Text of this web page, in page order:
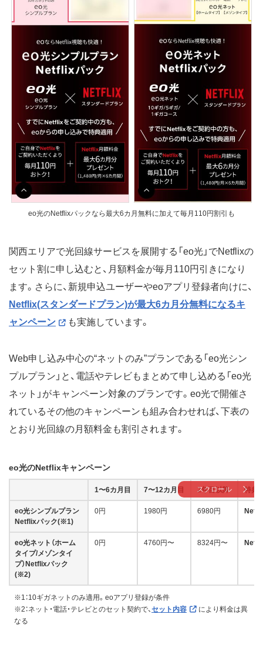
eo光のNetflixパックなら最大6カ月無料に加えて毎月110円割引も
関西エリアで光回線サービスを展開する「eo光」でNetflixの
セット割に申し込むと、月額料金が毎月110円引きになり
ます。さらに、新規申込ユーザーやeoアプリ登録者向けに、
Netflix(スタンダードプラン)が最大6カ月分無料になるキ
ャンペーン
も実施しています。
Web申し込み中心の“ネットのみ”プランである「eo光シン
プルプラン」と、電話やテレビもまとめて申し込める「eo光
ネット」がキャンペーン対象のプランです。eo光で開催さ
れているその他のキャンペーンも組み合わせれば、下表の
とおり光回線の月額料金も割引されます。
eo光のNetflixキャンペーン
1〜6カ月目 7〜12カ月目 2年目以降 特典
eo光シンプルプラン
Netflixパック(※1)
0円 1980円 6980円
eo光ネット（ホーム
タイプ/メゾンタイ
プ）Netflixパック
(※2)
0円 4760円〜 8324円〜
スクロール
※1：10ギガネットのみ適用。eoアプリ登録が条件
※2：ネット・電話・テレビとのセット契約で、セット内容
により料金は異
なる